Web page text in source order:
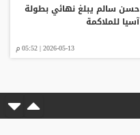
حسن سالم يبلغ نهائي بطولة
آسيا للملاكمة
2026-05-13 | 05:52 م